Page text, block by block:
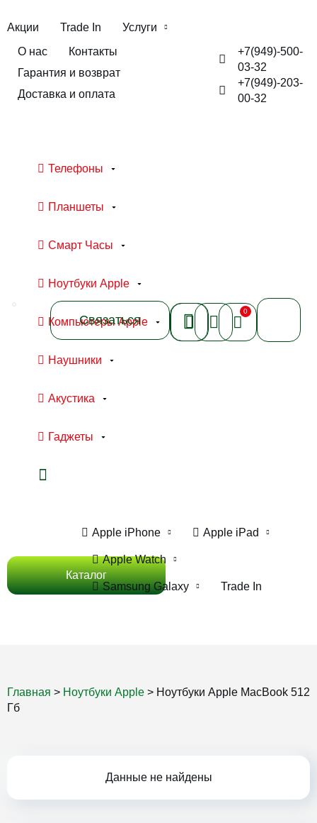
Акции Trade In
Услуги
О нас
Контакты
Гарантия и возврат
Доставка и оплата
+7(949)-500-
03-32
+7(949)-203-
00-32
Телефоны
Планшеты
Смарт Часы
Ноутбуки Apple
Компьютеры Apple
Наушники
Акустика
Гаджеты
Связаться
0
Каталог
Apple iPhone Apple iPad
Apple Watch
Samsung Galaxy Trade In
Главная > Ноутбуки Apple > Ноутбуки Apple MacBook 512
Гб
Данные не найдены